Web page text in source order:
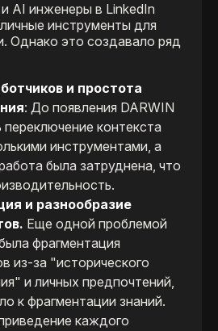
AI инженеры в LinkedIn
инструменты для
Однако это создавало ряд
и простота
: До появления DARWIN
переключение контекста
инструментами, а
была затруднена, что
и разнообразие
Еще одной проблемой
фрагментация
из-за "исторического
и личных предпочтений,
к фрагментации знаний.
каждого